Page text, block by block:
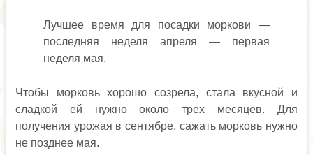
Лучшее время для посадки моркови —
последняя неделя апреля — первая
неделя мая.
Чтобы морковь хорошо созрела, стала вкусной и
сладкой ей нужно около трех месяцев. Для
получения урожая в сентябре, сажать морковь нужно
не позднее мая.